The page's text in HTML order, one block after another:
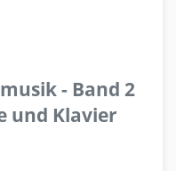
- Band 2
und Klavier